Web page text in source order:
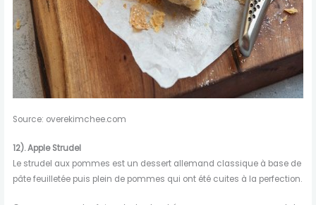
Source: overekimchee.com
12).Apple Strudel
Le strudel aux pommes est un dessert allemand classique à base de
pâte feuilletée puis plein de pommes qui ont été cuites à la perfection.